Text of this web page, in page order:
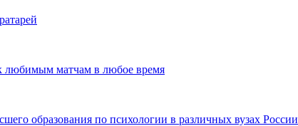
любимым матчам в любое время
образования по психологии в различных вузах России